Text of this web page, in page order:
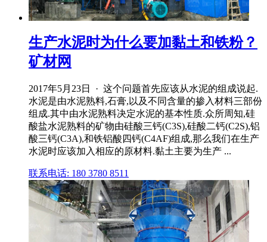
生产水泥时为什么要加黏土和铁粉？
矿材网
2017年5月23日 · 这个问题首先应该从水泥的组成说起.
水泥是由水泥熟料,石膏,以及不同含量的掺入材料三部份
组成.其中由水泥熟料决定水泥的基本性质.众所周知,硅
酸盐水泥熟料的矿物由硅酸三钙(C3S),硅酸二钙(C2S),铝
酸三钙(C3A),和铁铝酸四钙(C4AF)组成,那么我们在生产
水泥时应该加入相应的原材料.黏土主要为生产 ...
联系电话: 180 3780 8511